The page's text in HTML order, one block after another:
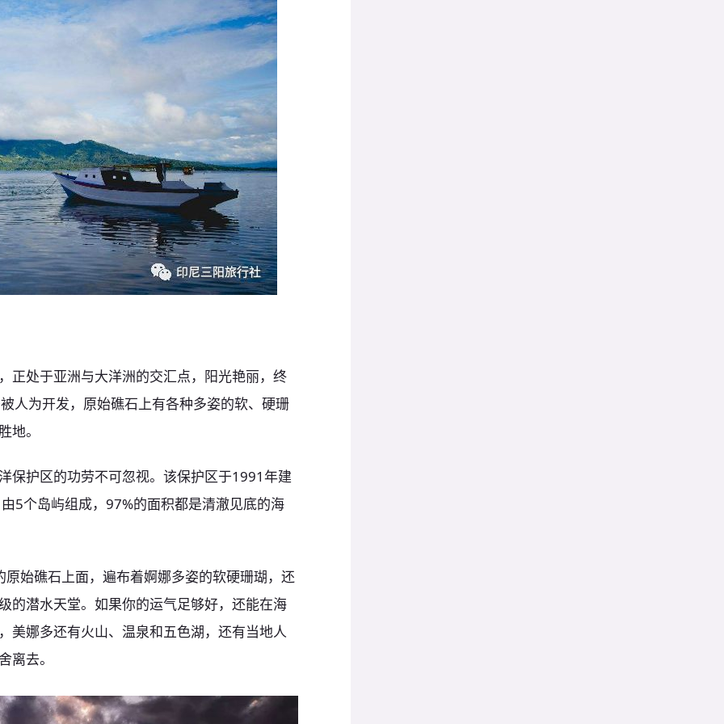
正处于亚洲与大洋洲的交汇点，阳光艳丽，终
人为开发，原始礁石上有各种多姿的软、硬珊
地。
保护区的功劳不可忽视。该保护区于1991年建
5个岛屿组成，97%的面积都是清澈见底的海
始礁石上面，遍布着婀娜多姿的软硬珊瑚，还
的潜水天堂。如果你的运气足够好，还能在海
美娜多还有火山、温泉和五色湖，还有当地人
离去。